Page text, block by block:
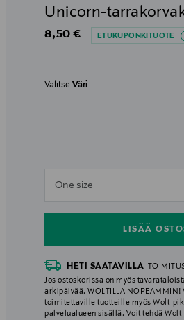
Unicorn-
Original Price
8,50 € ETUKUPONKITUOTE
ValitseVäri
One size
LISÄÄ
null
HETI SAATAVILLA
Jos ostoskorissa on myös
arkipäivää. WOLTILLA
toimitettaville tuotteille myös Wolt-
palvelualueen sisällä. Voit tehdä